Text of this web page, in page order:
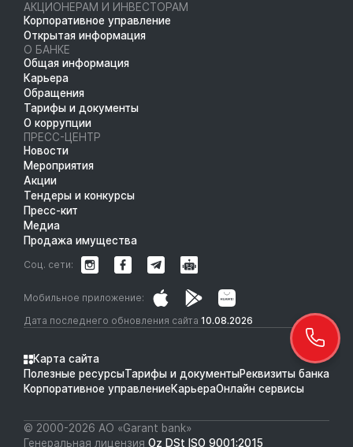
АКЦИОНЕРАМ И ИНВЕСТОРАМ
Корпоративное управление
Открытая информация
О БАНКЕ
Общая информация
Карьера
Обращения
Тарифы и документы
О коррупции
ПРЕСС-ЦЕНТР
Новости
Мероприятия
Акции
Тендеры и конкурсы
Пресс-кит
Медиа
Продажа имущества
Дата последнего обновления сайта 10.08.2026
Мобильное приложение:
Соц. сети:
Карта сайта
Полезные ресурсыТарифы и документыРеквизиты банка
Корпоративное управлениеКарьераОнлайн сервисы
© 2000-2026 АО «Garant bank»
Генеральная лицензия Oz DSt ISO 9001:2015